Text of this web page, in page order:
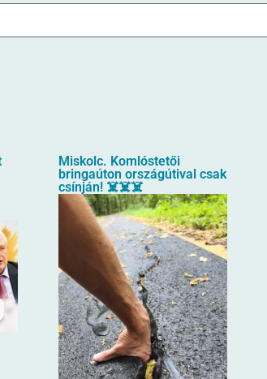
Miskolc. Komlóstetői
bringaúton országútival csak
csínján! ☠️☠️☠️